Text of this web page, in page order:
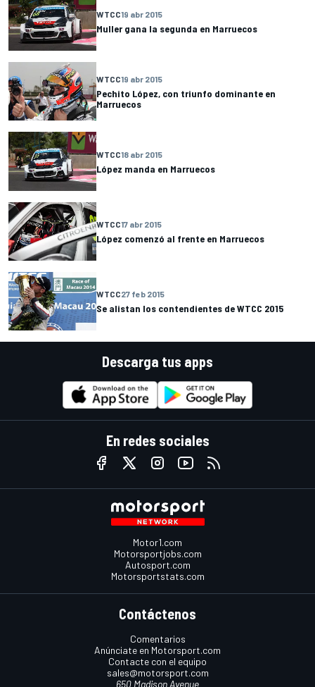
WTCC19 abr 2015
Muller gana la segunda en Marruecos
WTCC19 abr 2015
Pechito López, con triunfo dominante en
Marruecos
WTCC18 abr 2015
López manda en Marruecos
WTCC17 abr 2015
López comenzó al frente en Marruecos
WTCC27 feb 2015
Se alistan los contendientes de WTCC 2015
Descarga tus apps
En redes sociales
Motor1.com
Motorsportjobs.com
Autosport.com
Motorsportstats.com
Contáctenos
Comentarios
Anúnciate en Motorsport.com
Contacte con el equipo
sales@motorsport.com
650 Madison Avenue